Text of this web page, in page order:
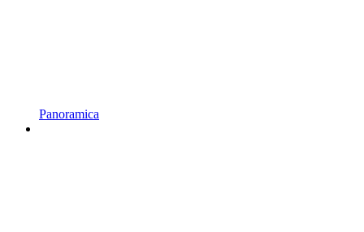
Panoramica